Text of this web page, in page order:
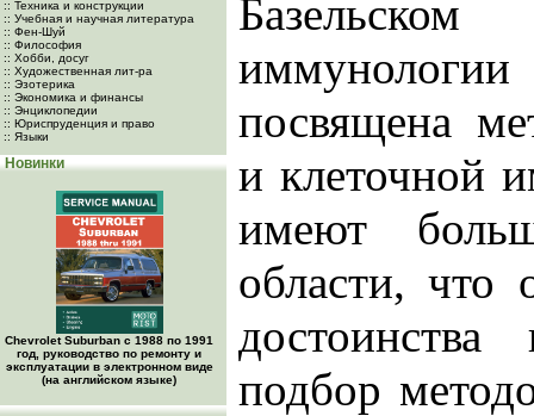
:: Техника и конструкции
:: Учебная и научная литература
:: Фен-Шуй
:: Философия
:: Хобби, досуг
:: Художественная лит-ра
:: Эзотерика
:: Экономика и финансы
:: Энциклопедии
:: Юриспруденция и право
:: Языки
Новинки
Chevrolet Suburban с 1988 по 1991
год, руководство по ремонту и
эксплуатации в электронном виде
(на английском языке)
посвящена
и клеточной
имеют
области, что
подбор